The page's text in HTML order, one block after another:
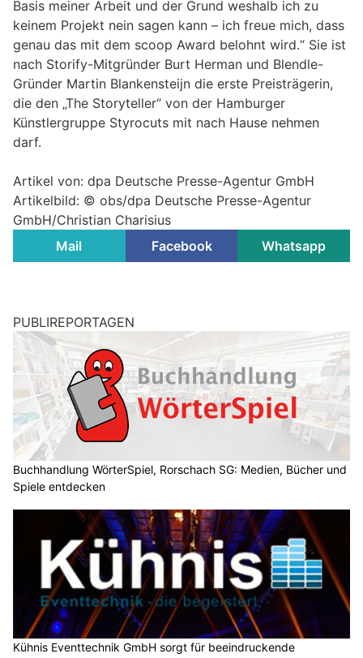
Basis meiner Arbeit und der Grund weshalb ich zu
keinem Projekt nein sagen kann – ich freue mich, dass
genau das mit dem scoop Award belohnt wird.“ Sie ist
nach Storify-Mitgründer Burt Herman und Blendle-
Gründer Martin Blankensteijn die erste Preisträgerin,
die den „The Storyteller“ von der Hamburger
Künstlergruppe Styrocuts mit nach Hause nehmen
darf.
Artikel von: dpa Deutsche Presse-Agentur GmbH
Artikelbild: © obs/dpa Deutsche Presse-Agentur
GmbH/Christian Charisius
Mail
Facebook Whatsapp
PUBLIREPORTAGEN
Buchhandlung WörterSpiel, Rorschach SG: Medien, Bücher und
Spiele entdecken
Kühnis Eventtechnik GmbH sorgt für beeindruckende